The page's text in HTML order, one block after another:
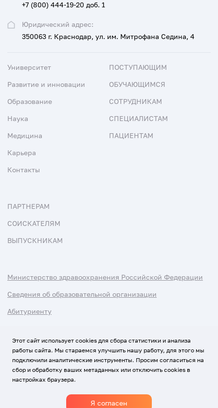
Юридический адрес:
350063 г. Краснодар, ул. им. Митрофана Седина, 4
+7 (800) 444-19-20 доб. 1
Университет
Развитие и инновации
Образование
Наука
Медицина
Карьера
Контакты
ПОСТУПАЮЩИМ
ОБУЧАЮЩИМСЯ
СОТРУДНИКАМ
СПЕЦИАЛИСТАМ
ПАЦИЕНТАМ
ПАРТНЕРАМ
СОИСКАТЕЛЯМ
ВЫПУСКНИКАМ
Министерство здравоохранения Российской Федерации
Сведения об образовательной организации
Абитуриенту
Использование Cookies
Политика обработки персональных данных
Этот сайт использует cookies для сбора статистики и анализа
работы сайта. Мы стараемся улучшить нашу работу, для этого мы
подключили аналитические инструменты. Просим согласиться на
сбор и обработку ваших метаданных или отключить cookies в
настройках браузера.
Я согласен